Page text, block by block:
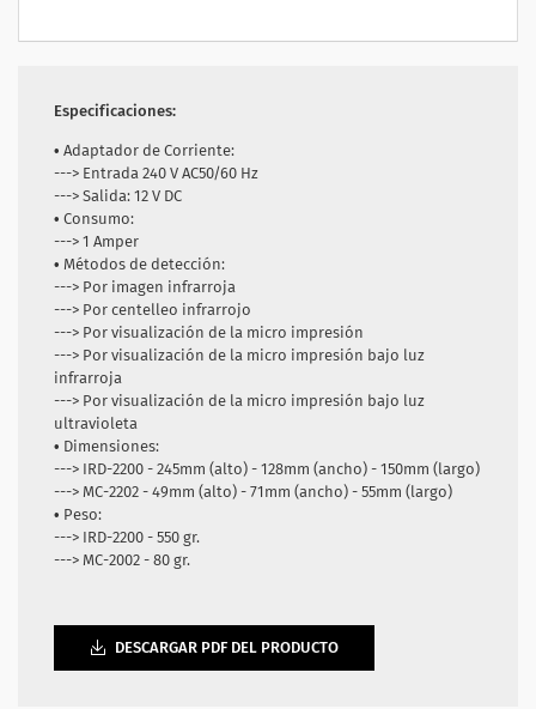
Especificaciones:
• Adaptador de Corriente:
---> Entrada 240 V AC50/60 Hz
---> Salida: 12 V DC
• Consumo:
---> 1 Amper
• Métodos de detección:
---> Por imagen infrarroja
---> Por centelleo infrarrojo
---> Por visualización de la micro impresión
---> Por visualización de la micro impresión bajo luz
infrarroja
---> Por visualización de la micro impresión bajo luz
ultravioleta
• Dimensiones:
---> IRD-2200 - 245mm (alto) - 128mm (ancho) - 150mm (largo)
---> MC-2202 - 49mm (alto) - 71mm (ancho) - 55mm (largo)
• Peso:
---> IRD-2200 - 550 gr.
---> MC-2002 - 80 gr.
DESCARGAR PDF DEL PRODUCTO